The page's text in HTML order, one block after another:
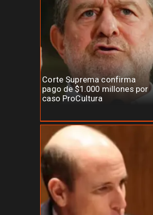
Corte Suprema confirma
pago de $1.000 millones por
caso ProCultura